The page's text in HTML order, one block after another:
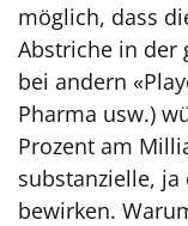
möglich, dass
Abstriche in der
bei andern
Pharma usw.)
Prozent am
substanzielle,
bewirken.